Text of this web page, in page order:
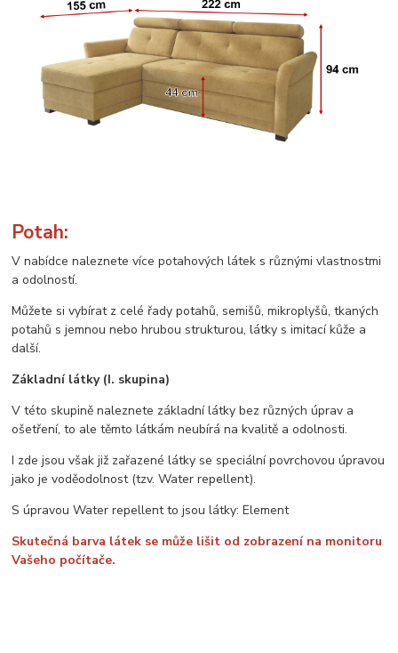
Potah:
V nabídce naleznete více potahových látek s různými vlastnostmi
a odolností.
Můžete si vybírat z celé řady potahů, semišů, mikroplyšů, tkaných
potahů s jemnou nebo hrubou strukturou, látky s imitací kůže a
další.
Základní látky (I. skupina)
V této skupině naleznete základní látky bez různých úprav a
ošetření, to ale těmto látkám neubírá na kvalitě a odolnosti.
I zde jsou však již zařazené látky se speciální povrchovou úpravou
jako je voděodolnost (tzv. Water repellent).
S úpravou Water repellent to jsou látky: Element
Skutečná barva látek se může lišit od zobrazení na monitoru
Vašeho počítače.